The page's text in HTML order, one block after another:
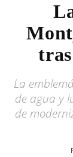
La
de agua y
de